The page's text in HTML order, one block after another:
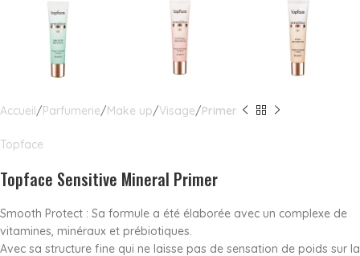
Accueil Parfumerie Make up Visage Primer
Topface
Topface Sensitive Mineral Primer
Smooth Protect : Sa formule a été élaborée avec un complexe de
vitamines, minéraux et prébiotiques.
Avec sa structure fine qui ne laisse pas de sensation de poids sur la